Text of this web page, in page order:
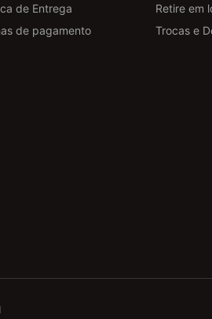
de Entrega
de pagamento
Retire em
Trocas e